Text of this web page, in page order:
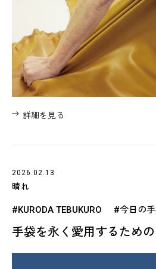
詳細を見る
2026.02.13
晴れ
#KURODA TEBUKURO #今日の
手袋を永く愛用するため